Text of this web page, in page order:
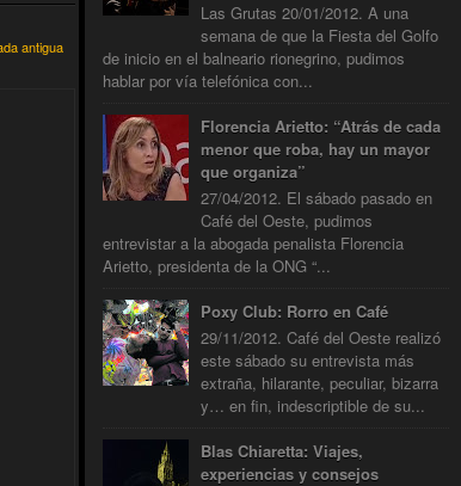
antigua
Las Grutas 20/01/2012. A una
semana de que la Fiesta del Golfo
de inicio en el balneario rionegrino, pudimos
hablar por vía telefónica con...
Florencia Arietto: “Atrás de cada
menor que roba, hay un mayor
que organiza”
27/04/2012. El sábado pasado en
Café del Oeste, pudimos
entrevistar a la abogada penalista Florencia
Arietto, presidenta de la ONG “...
Poxy Club: Rorro en Café
29/11/2012. Café del Oeste realizó
este sábado su entrevista más
extraña, hilarante, peculiar, bizarra
y… en fin, indescriptible de su...
Blas Chiaretta: Viajes,
experiencias y consejos